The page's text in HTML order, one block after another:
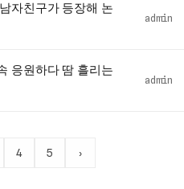
자친구가 등장해 논
admin
응원하다 땀 흘리는
admin
4 5 ›